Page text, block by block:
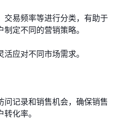
交易频率等进行分类，有助于
定不同的营销策略。
应对不同市场需求。
问记录和销售机会，确保销售
化率。